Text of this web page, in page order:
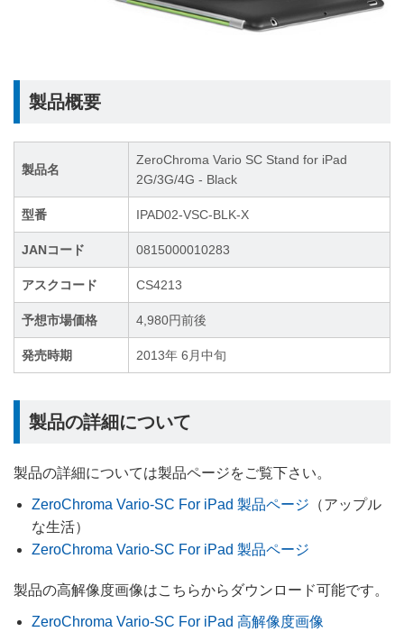
製品概要
製品名
ZeroChroma Vario SC Stand for iPad
2G/3G/4G - Black
型番 IPAD02-VSC-BLK-X
JANコード 0815000010283
アスクコード CS4213
予想市場価格 4,980円前後
発売時期 2013年 6月中旬
製品の詳細について
製品の詳細については製品ページをご覧下さい。
ZeroChroma Vario-SC For iPad 製品ページ （アップル
な生活）
ZeroChroma Vario-SC For iPad 製品ページ
製品の高解像度画像はこちらからダウンロード可能です。
ZeroChroma Vario-SC For iPad 高解像度画像